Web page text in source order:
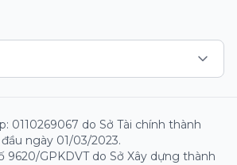
0110269067 do Sở Tài chính thành
ngày 01/03/2023.
9620/GPKDVT do Sở Xây dựng thành